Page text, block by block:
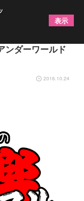
にも出演！イギ
ンダーワールド
2016.10.24
表示